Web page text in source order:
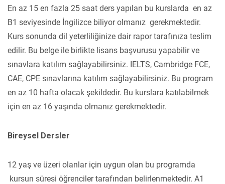
En az 15 en fazla 25 saat ders yapılan bu kurslarda en az
B1 seviyesinde İngilizce biliyor olmanız gerekmektedir.
Kurs sonunda dil yeterliliğinize dair rapor tarafınıza teslim
edilir. Bu belge ile birlikte lisans başvurusu yapabilir ve
sınavlara katılım sağlayabilirsiniz. IELTS, Cambridge FCE,
CAE, CPE sınavlarına katılım sağlayabilirsiniz. Bu program
en az 10 hafta olacak şekildedir. Bu kurslara katılabilmek
için en az 16 yaşında olmanız gerekmektedir.
Bireysel Dersler
12 yaş ve üzeri olanlar için uygun olan bu programda
kursun süresi öğrenciler tarafından belirlenmektedir. A1